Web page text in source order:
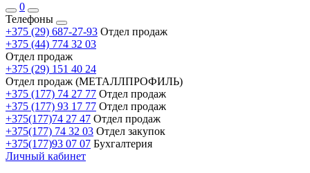
0
Телефоны
+375 (29) 687-27-93 Отдел продаж
+375 (44) 774 32 03
Отдел продаж
+375 (29) 151 40 24
Отдел продаж (МЕТАЛЛПРОФИЛЬ)
+375 (177) 74 27 77 Отдел продаж
+375 (177) 93 17 77 Отдел продаж
+375(177)74 27 47 Отдел продаж
+375(177) 74 32 03 Отдел закупок
+375(177)93 07 07 Бухгалтерия
Личный кабинет